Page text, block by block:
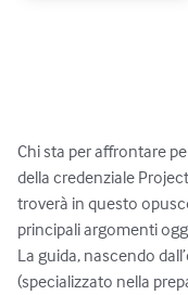
Chi sta per affrontare
della credenziale
troverà in questo
principali argomenti
La guida, nascendo
(specializzato nella